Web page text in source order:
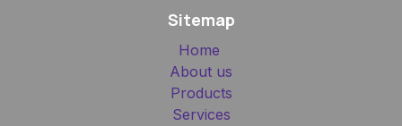
Sitemap
Home
About us
Products
Services